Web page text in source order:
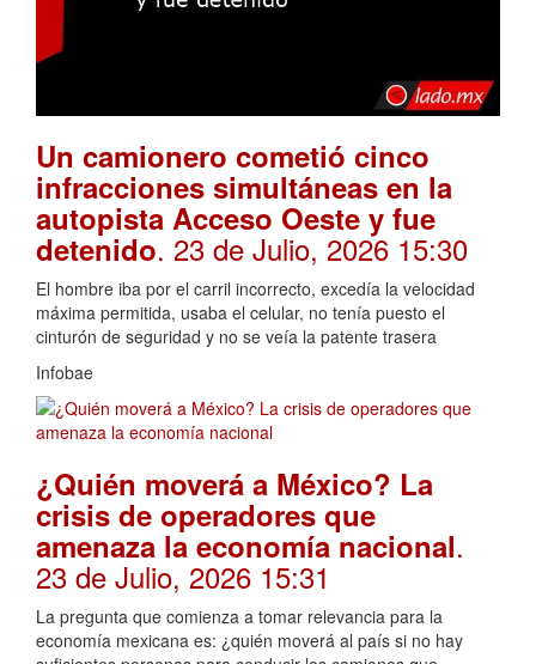
Un camionero cometió cinco
infracciones simultáneas en la
autopista Acceso Oeste y fue
detenido. 23 de Julio, 2026 15:30
El hombre iba por el carril incorrecto, excedía la velocidad
máxima permitida, usaba el celular, no tenía puesto el
cinturón de seguridad y no se veía la patente trasera
Infobae
¿Quién moverá a México? La
crisis de operadores que
amenaza la economía nacional.
23 de Julio, 2026 15:31
La pregunta que comienza a tomar relevancia para la
economía mexicana es: ¿quién moverá al país si no hay